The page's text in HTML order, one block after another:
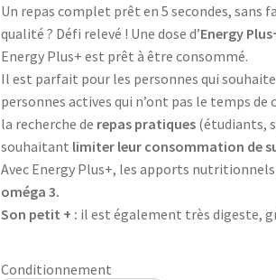
Un repas complet prêt en 5 secondes, sans
qualité ? Défi relevé ! Une dose d’Energy
Energy Plus+ est prêt à être consommé.
Il est parfait pour les personnes qui
personnes actives qui n’ont pas le temps de
la recherche de repas pratiques (étudiants,
souhaitant limiter leur consommation de
Avec Energy Plus+, les apports
oméga 3.
Son petit + : il est également très digeste,
Conditionnement